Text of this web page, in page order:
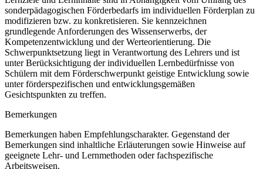
sonderpädagogischen Förderbedarfs im individuellen Förderplan zu
modifizieren bzw. zu konkretisieren. Sie kennzeichnen
grundlegende Anforderungen des Wissenserwerbs, der
Kompetenzentwicklung und der Werteorientierung. Die
Schwerpunktsetzung liegt in Verantwortung des Lehrers und ist
unter Berücksichtigung der individuellen Lernbedürfnisse von
Schülern mit dem Förderschwerpunkt geistige Entwicklung sowie
unter förderspezifischen und entwicklungsgemäßen
Gesichtspunkten zu treffen.
Bemerkungen
Bemerkungen haben Empfehlungscharakter. Gegenstand der
Bemerkungen sind inhaltliche Erläuterungen sowie Hinweise auf
geeignete Lehr- und Lernmethoden oder fachspezifische
Arbeitsweisen.